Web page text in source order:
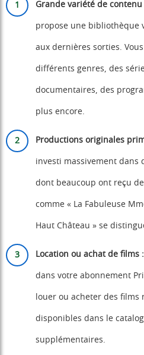
Grande variété de contenu
propose une bibliothèque
aux dernières sorties.
différents genres, des
documentaires, des
plus encore.
Productions originales
investi massivement dans
dont beaucoup ont reçu
comme « La Fabuleuse
Haut Château » se
Location ou achat de films :
dans votre abonnement
louer ou acheter des films
disponibles dans le
supplémentaires.